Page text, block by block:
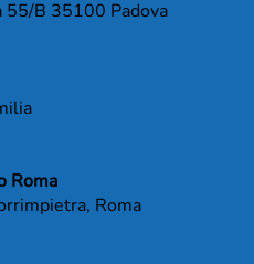
55/B 35100 Padova
Roma
Roma